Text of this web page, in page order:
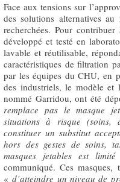
Face aux tensions sur l’approvisionnement en masques papier,
des solutions alternatives
recherchées. Pour
développé et testé en
lavable et réutilisable,
caractéristiques de filtration
par les équipes du CHU, en
des industriels, le modèle et
nommé Garridou, ont été
remplace pas le masque
situations à risque (soins,
constituer un substitut
hors des gestes de soins,
masques jetables est limité
communiqué. Ces masques,
«d’atteindre un niveau de